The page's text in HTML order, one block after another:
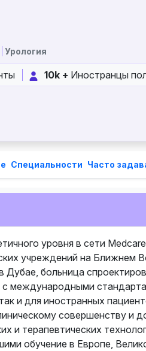
Урология
10k + Иностранцы
Специальности Часто
уровня в сети
учреждений на Ближнем
больница
международными
и для иностранных
совершенству и
и терапевтических
обучение в Европе,